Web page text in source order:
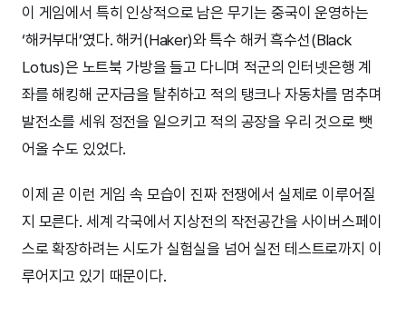
이 게임에서 특히 인상적으로 남은 무기는 중국이 운영하는
‘해커부대’였다. 해커(Haker)와 특수 해커 흑수선(Black
Lotus)은 노트북 가방을 들고 다니며 적군의 인터넷은행 계
좌를 해킹해 군자금을 탈취하고 적의 탱크나 자동차를 멈추며
발전소를 세워 정전을 일으키고 적의 공장을 우리 것으로 뺏
어올 수도 있었다.
이제 곧 이런 게임 속 모습이 진짜 전쟁에서 실제로 이루어질
지 모른다. 세계 각국에서 지상전의 작전공간을 사이버스페이
스로 확장하려는 시도가 실험실을 넘어 실전 테스트로까지 이
루어지고 있기 때문이다.